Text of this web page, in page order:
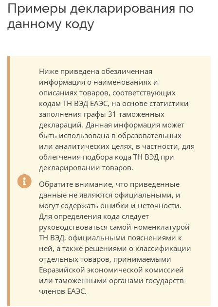
Примеры декларирования по
данному коду
Ниже приведена обезличенная
информация о наименованиях и
описаниях товаров, соответствующих
кодам ТН ВЭД ЕАЭС, на основе статистики
заполнения графы 31 таможенных
деклараций. Данная информация может
быть использована в образовательных
или аналитических целях, в частности, для
облегчения подбора кода ТН ВЭД при
декларировании товаров.
Обратите внимание, что приведенные
данные не являются официальными, и
могут содержать ошибки и неточности.
Для определения кода следует
руководствоваться самой номенклатурой
ТН ВЭД, официальными пояснениями к
ней, а также решениями о классификации
отдельных товаров, принимаемыми
Евразийской экономической комиссией
или таможенными органами государств-
членов ЕАЭС.